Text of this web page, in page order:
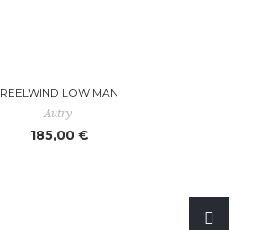
REELWIND LOW MAN
Autry
185,00 €